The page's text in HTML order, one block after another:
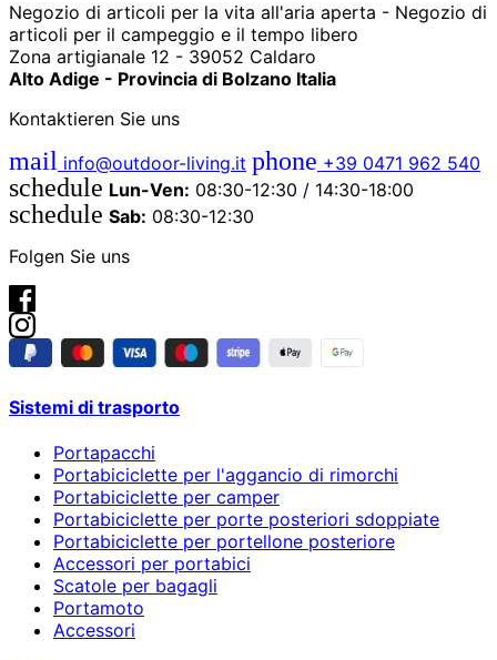
Negozio di articoli per la vita all'aria aperta - Negozio di
articoli per il campeggio e il tempo libero
Zona artigianale 12 - 39052 Caldaro
Alto Adige - Provincia di Bolzano Italia
Kontaktieren Sie uns
mail info@outdoor-living.it phone +39 0471 962 540
schedule Lun-Ven: 08:30-12:30 / 14:30-18:00
schedule Sab: 08:30-12:30
Folgen Sie uns
Sistemi di trasporto
Portapacchi
Portabiciclette per l'aggancio di rimorchi
Portabiciclette per camper
Portabiciclette per porte posteriori sdoppiate
Portabiciclette per portellone posteriore
Accessori per portabici
Scatole per bagagli
Portamoto
Accessori